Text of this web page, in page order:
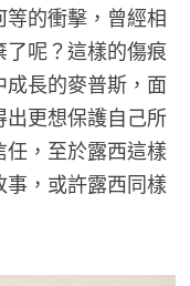
的衝擊，曾經相
呢？這樣的傷痕
長的麥普斯，面
更想保護自己所
，至於露西這樣
事，或許露西同樣